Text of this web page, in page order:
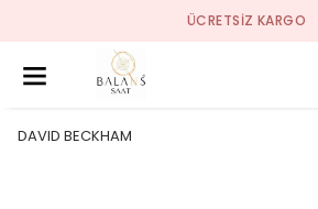
ÜCRETSIZ KARGO
DAVID BECKHAM